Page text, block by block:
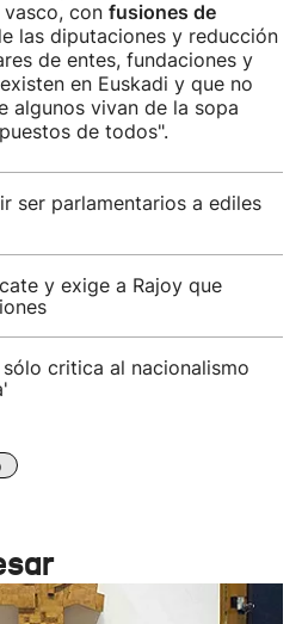
con fusiones de
las diputaciones y reducción
de entes, fundaciones y
en Euskadi y que no
algunos vivan de la sopa
de todos".
ser parlamentarios a ediles
y exige a Rajoy que
critica al nacionalismo